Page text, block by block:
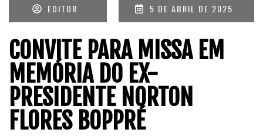
EDITOR 5 DE ABRIL DE 2025
CONVITE PARA MISSA EM
MEMÓRIA DO EX-
PRESIDENTE NORTON
FLORES BOPPRÉ